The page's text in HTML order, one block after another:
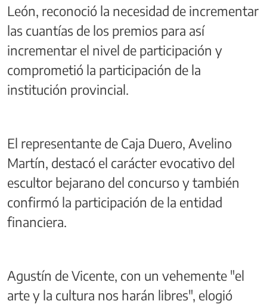
León, reconoció la necesidad de incrementar
las cuantías de los premios para así
incrementar el nivel de participación y
comprometió la participación de la
institución provincial.
El representante de Caja Duero, Avelino
Martín, destacó el carácter evocativo del
escultor bejarano del concurso y también
confirmó la participación de la entidad
financiera.
Agustín de Vicente, con un vehemente "el
arte y la cultura nos harán libres", elogió